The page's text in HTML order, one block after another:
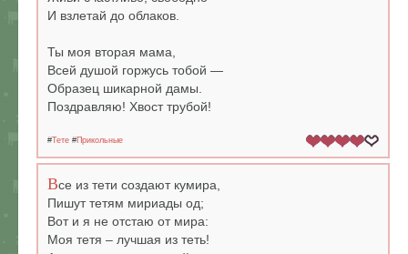
И взлетай до облаков.
Ты моя вторая мама,
Всей душой горжусь тобой —
Образец шикарной дамы.
Поздравляю! Хвост трубой!
#Тете #Прикольные
Все из тети создают кумира,
Пишут тетям мириады од;
Вот и я не отстаю от мира:
Моя тетя – лучшая из теть!